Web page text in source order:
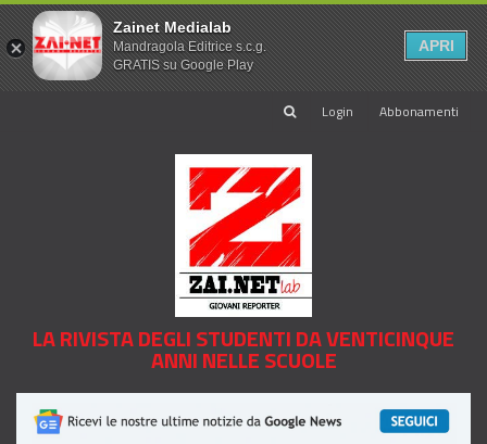
Login Abbonamenti
LA RIVISTA DEGLI STUDENTI DA VENTICINQUE
ANNI NELLE SCUOLE
Zainet Medialab
Mandragola Editrice s.c.g.
GRATIS su Google Play
APRI